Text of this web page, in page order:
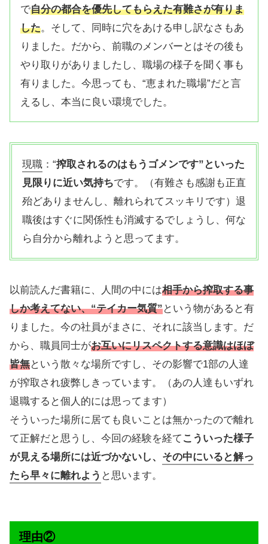
で自分の都合を優先してもらえた有難さが有りま
した。そして、同時に穴をあける申し訳なさもあ
りました。だから、前職のメンバーとはその後も
やり取りがありましたし、職場の様子を聞く事も
有りました。今思っても、“恵まれた職場”だと言
えるし、本当に良い環境でした。
現職 ：“搾取されるのはもうゴメンです”といった
見限りに近い気持ちです。（有難さも感謝も正直
殆どありませんし、離れられてスッキリです）退
職後はすぐに関係性も消滅するでしょうし、何な
ら自分から離れようと思ってます。
以前読んだ書籍に、人間の中には相手から搾取する事
しか考えてない、“テイカー気質”という物があると有
りました。今の社員がまさに、それに該当します。だ
から、職員同士がお互いにリスペクトする意識はほぼ
皆無という散々な場所ですし、その影響で1部の人達
が搾取され疲弊しきっています。（あの人達もいずれ
退職すると個人的には思ってます）
そういった場所に居ても良いことは無かったので離れ
て正解だと思うし、今回の経験を経て こういった様子
が見える場所には近づかないし、 その中にいると解っ
たら早々に離れよう と思います。
理由②